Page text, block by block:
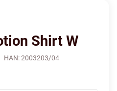
Shirt W
HAN:2003203/04